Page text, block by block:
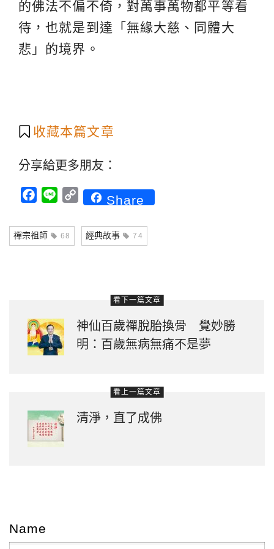
的佛法不偏不倚，對萬事萬物都平等看
待，也就是到達「無緣大慈、同體大
悲」的境界。
收藏本篇文章
分享給更多朋友：
Facebook
Line CopyShare
禪宗祖師 68 經典故事 74
看下一篇文章
神仙百歲禪脫胎換骨 覺妙勝
明：百歲無病無痛不是夢
看上一篇文章
清淨，直了成佛
Name